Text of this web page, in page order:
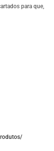
para que,